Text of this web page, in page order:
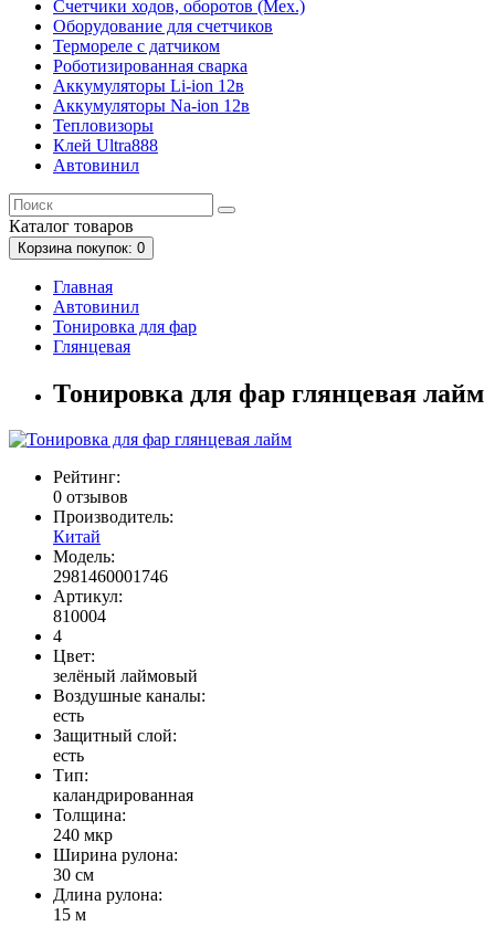
Счетчики ходов, оборотов (Мех.)
Оборудование для счетчиков
Термореле с датчиком
Роботизированная сварка
Аккумуляторы Li-ion 12в
Аккумуляторы Na-ion 12в
Тепловизоры
Клей Ultra888
Автовинил
Каталог товаров
Корзина покупок: 0
Главная
Автовинил
Тонировка для фар
Глянцевая
Тонировка для фар глянцевая лайм
Рейтинг:
0 отзывов
Производитель:
Китай
Модель:
2981460001746
Артикул:
810004
4
Цвет:
зелёный лаймовый
Воздушные каналы:
есть
Защитный слой:
есть
Тип:
каландрированная
Толщина:
240 мкр
Ширина рулона:
30 см
Длина рулона:
15 м